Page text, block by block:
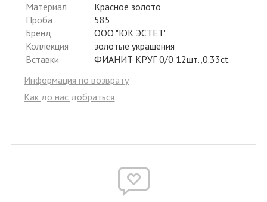
Материал
Красное золото
Проба
585
Бренд
ООО "ЮК ЭСТЕТ"
Коллекция
золотые украшения
Вставки
ФИАНИТ КРУГ 0/0 12шт.,0.33ct
Информация по возврату
Как до нас добраться